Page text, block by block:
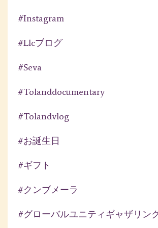
#instagram
#llcブログ
#seva
#tolanddocumentary
#tolandvlog
#お誕生日
#ギフト
#クンブメーラ
#グローバルユニティギャザリン